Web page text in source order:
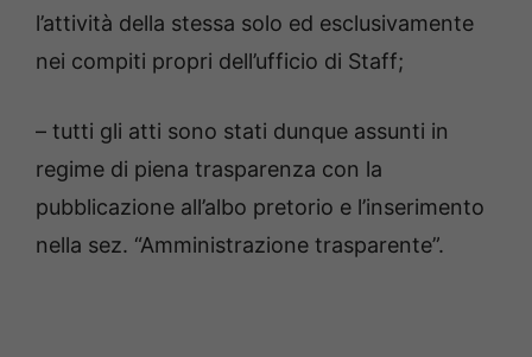
l’attività della stessa solo ed esclusivamente
nei compiti propri dell’ufficio di Staff;
– tutti gli atti sono stati dunque assunti in
regime di piena trasparenza con la
pubblicazione all’albo pretorio e l’inserimento
nella sez. “Amministrazione trasparente”.